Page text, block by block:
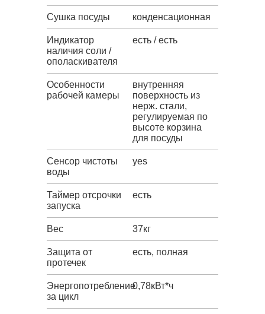
Сушка посуды конденсационная
Индикатор
наличия соли /
ополаскивателя
есть / есть
Особенности
рабочей камеры
внутренняя
поверхность из
нерж. стали,
регулируемая по
высоте корзина
для посуды
Сенсор чистоты
воды
yes
Таймер отсрочки
запуска
есть
Вес 37кг
Защита от
протечек
есть, полная
Энергопотребление
за цикл
0,78кВт*ч